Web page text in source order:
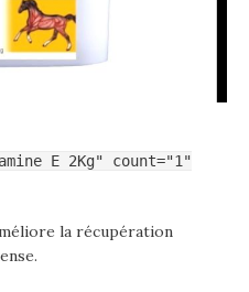
E 2Kg" count="1"
la récupération